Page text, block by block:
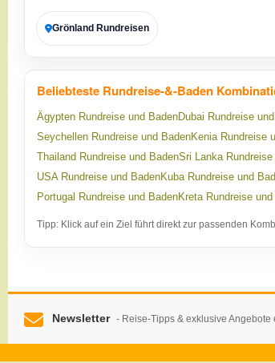
Grönland Rundreisen
Beliebteste Rundreise-&-Baden
Ägypten Rundreise und BadenDubai Rundreise
Seychellen Rundreise und BadenKenia Rundreise
Thailand Rundreise und BadenSri Lanka
USA Rundreise und BadenKuba Rundreise und
Portugal Rundreise und BadenKreta Rundreise
Tipp: Klick auf ein Ziel führt direkt zur passenden
Newsletter - Reise-Tipps & exklusive Angebote